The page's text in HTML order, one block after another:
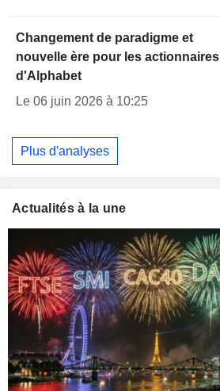
Changement de paradigme et
nouvelle ère pour les actionnaires
d'Alphabet
Le 06 juin 2026 à 10:25
Plus d'analyses
Actualités à la une